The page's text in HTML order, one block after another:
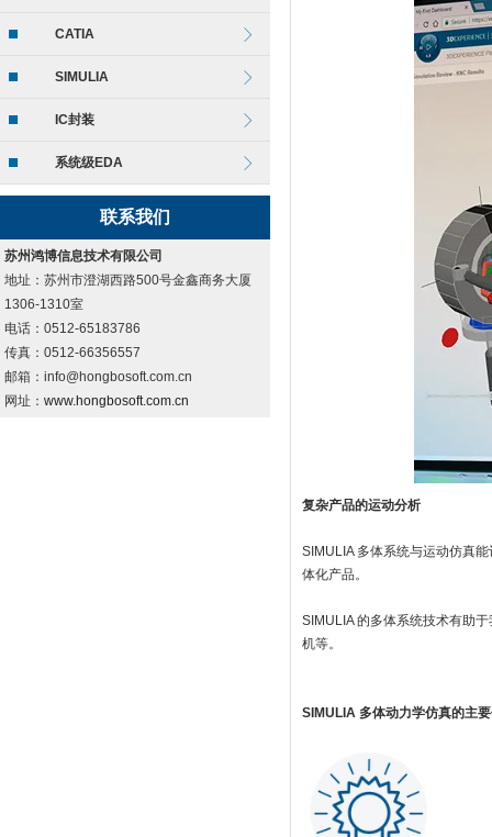
CATIA
SIMULIA
IC封装
系统级EDA
联系我们
苏州鸿博信息技术有限公司
地址：苏州市澄湖西路500号金鑫商务大厦
1306-1310室
电话：0512-65183786
传真：0512-66356557
邮箱：info@hongbosoft.com.cn
网址： www.hongbosoft.com.cn
复杂产品的运动分析
SIMULIA 多体系统与运动仿真
体化产品。
SIMULIA 的多体系统技术有助
机等。
SIMULIA 多体动力学仿真的主